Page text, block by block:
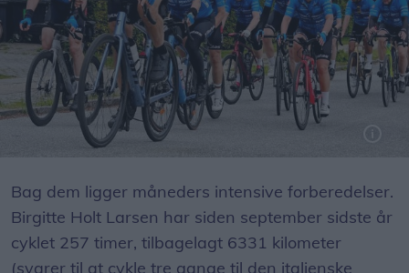
Bag dem ligger måneders intensive forberedelser.
Birgitte Holt Larsen har siden september sidste år
cyklet 257 timer, tilbagelagt 6331 kilometer
(svarer til at cykle tre gange til den italienske